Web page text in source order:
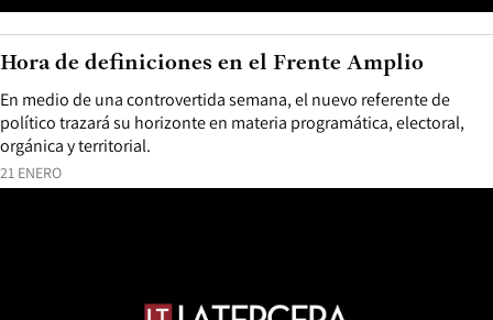
21 ENERO
En medio de una controvertida semana, el nuevo referente de
político trazará su horizonte en materia programática, electoral,
orgánica y territorial.
Hora de definiciones en el Frente Amplio